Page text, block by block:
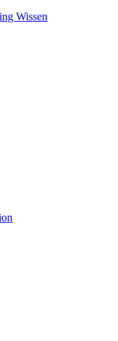
Wissen